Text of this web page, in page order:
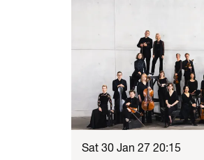
Sat 30 Jan 27 20:15